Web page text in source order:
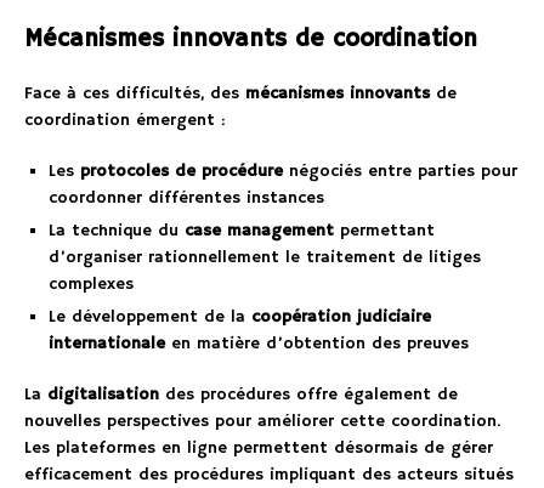
Mécanismes innovants de coordination
Face à ces difficultés, des mécanismes innovantsde
coordination émergent :
Les protocoles de procédurenégociés entre parties pour
coordonner différentes instances
La technique du case management permettant
d’organiser rationnellement le traitement de litiges
complexes
Le développement de la coopération judiciaire
internationaleen matière d’obtention des preuves
La digitalisation des procédures offre également de
nouvelles perspectives pour améliorer cette coordination.
Les plateformes en ligne permettent désormais de gérer
efficacement des procédures impliquant des acteurs situés